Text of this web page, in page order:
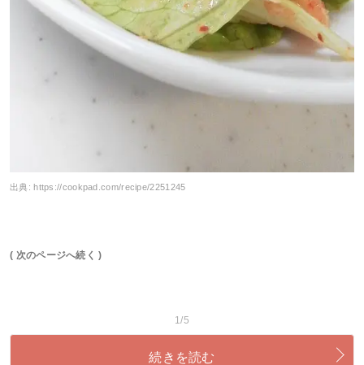
出典:https://cookpad.com/recipe/2251245
( 次のページへ続く )
1/5
続きを読む